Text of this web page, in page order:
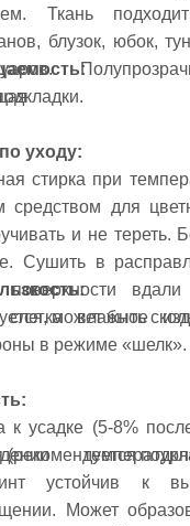
Ткань
блузок, юбок,
уходу:
стирка при
для
и не тереть.
Сушить в
поверхности
слегка влажное
в режиме «шелк».
к усадке (5-8%
устойчив к
Может
может быть